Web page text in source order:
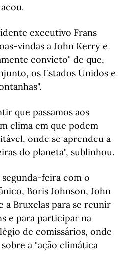
executivo Frans
vindas a John Kerry e
convicto" de que,
os Estados Unidos e
que passamos aos
clima em que podem
onde se aprendeu a
do planeta", sublinhou.
feira com o
Boris Johnson, John
a Bruxelas para se reunir
e para participar na
de comissários, onde
a "ação climática